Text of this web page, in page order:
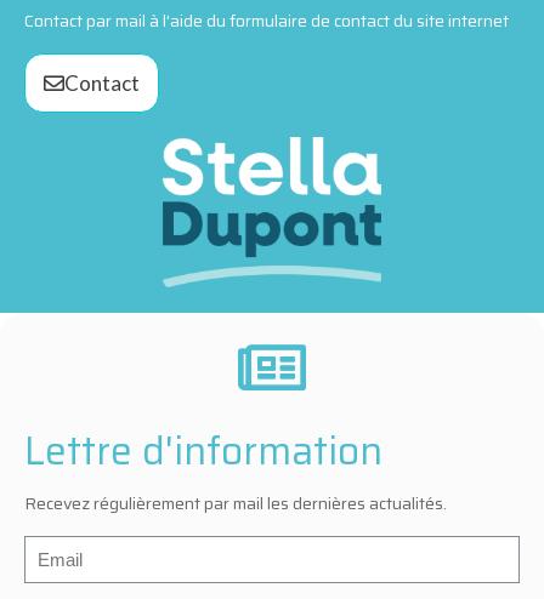
Contact par mail à l'aide du formulaire de contact du site internet
Contact
Lettre d'information
Recevez régulièrement par mail les dernières actualités.